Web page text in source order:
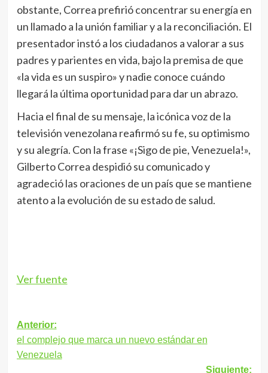
obstante, Correa prefirió concentrar su energía en
un llamado a la unión familiar y a la reconciliación. El
presentador instó a los ciudadanos a valorar a sus
padres y parientes en vida, bajo la premisa de que
«la vida es un suspiro» y nadie conoce cuándo
llegará la última oportunidad para dar un abrazo.
Hacia el final de su mensaje, la icónica voz de la
televisión venezolana reafirmó su fe, su optimismo
y su alegría. Con la frase «¡Sigo de pie, Venezuela!»,
Gilberto Correa despidió su comunicado y
agradeció las oraciones de un país que se mantiene
atento a la evolución de su estado de salud.
Ver fuente
Navegación
de
entradas
Anterior:
el complejo que marca un nuevo estándar en
Venezuela
Siguiente: